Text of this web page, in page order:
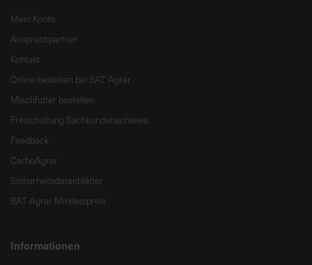
Mein Konto
Ansprechpartner
Kontakt
Online bestellen bei BAT Agrar
Mischfutter bestellen
Freischaltung Sachkundenachweis
Feedback
CarboAgrar
Sicherheitsdatenblätter
BAT Agrar Mindestpreis
Informationen